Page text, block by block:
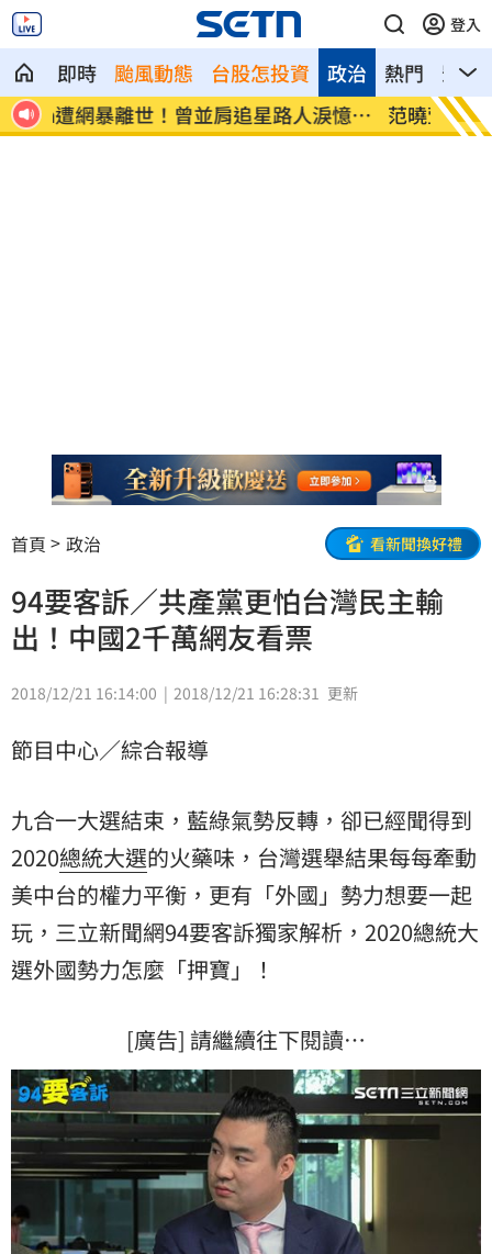
登入
即時 颱風動態 台股怎投資 熱門 影音
政治
暖 范曉萱好友竟是大咖天后 1句打動孫淑媚 鬼門
首頁 政治 看新聞換好禮
94要客訴／共產黨更怕台灣民主輸
出！中國2千萬網友看票
2018/12/21 16:14:00 2018/12/21 16:28:31 更新
節目中心／綜合報導
九合一大選結束，藍綠氣勢反轉，卻已經聞得到
2020總統大選的火藥味，台灣選舉結果每每牽動
美中台的權力平衡，更有「外國」勢力想要一起
玩，三立新聞網94要客訴獨家解析，2020總統大
選外國勢力怎麼「押寶」！
[廣告] 請繼續往下閱讀…